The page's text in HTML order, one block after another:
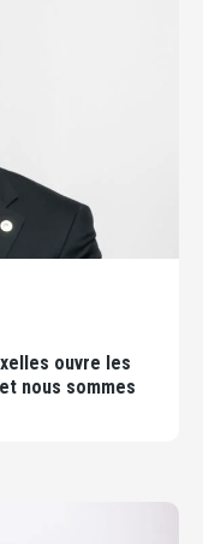
ouvre les
nous sommes